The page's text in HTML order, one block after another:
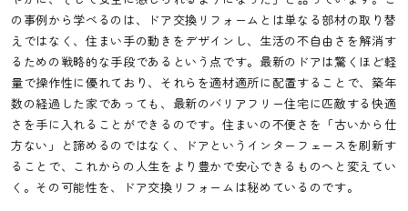
の事例から学べるのは、ドア交換リフォームとは単なる部材の取り替
えではなく、住まい手の動きをデザインし、生活の不自由さを解消す
るための戦略的な手段であるという点です。最新のドアは驚くほど軽
量で操作性に優れており、それらを適材適所に配置することで、築年
数の経過した家であっても、最新のバリアフリー住宅に匹敵する快適
さを手に入れることができるのです。住まいの不便さを「古いから仕
方ない」と諦めるのではなく、ドアというインターフェースを刷新す
ることで、これからの人生をより豊かで安心できるものへと変えてい
く。その可能性を、ドア交換リフォームは秘めているのです。